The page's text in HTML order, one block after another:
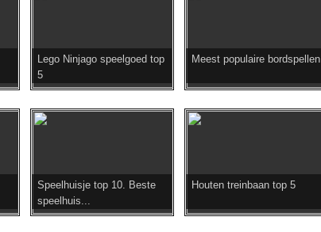
Lego Ninjago speelgoed top
5
Meest populaire bordspellen
Speelhuisje top 10. Beste
speelhuis...
Houten treinbaan top 5